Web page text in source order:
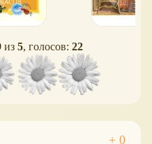
из 5, голосов: 22